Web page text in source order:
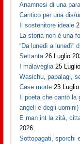
Anamnesi di una
Cantico per una dis/
Il sostenitore ideale
La storia non è una
“Da lunedì a lunedì”
Settanta 26 Luglio
I malaveglia 25
Wasichu, papalagi,
Case morte 23
Il poeta che cantò
angeli e degli uomini)
E man int la zità,
2026
Sottopagati, sporchi